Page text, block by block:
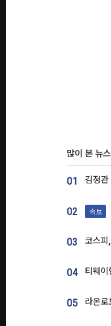
많이 본 뉴스
01
02 속보
03
04
05